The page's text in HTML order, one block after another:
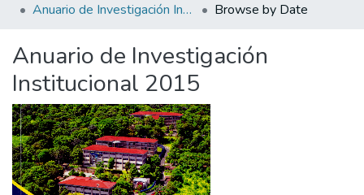
Anuario de Investigación Institucional 2015
Browse by Date
Anuario de Investigación
Institucional 2015